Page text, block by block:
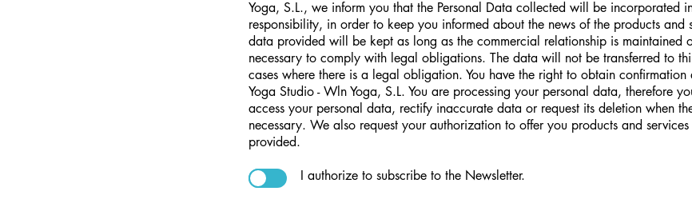
Yoga, S.L., we inform you that the Personal Data collected will be incorporated
responsibility, in order to keep you informed about the news of the products and
data provided will be kept as long as the commercial relationship is maintained
necessary to comply with legal obligations. The data will not be transferred to
cases where there is a legal obligation. You have the right to obtain confirmation
Yoga Studio - Wln Yoga, S.L. You are processing your personal data, therefore
access your personal data, rectify inaccurate data or request its deletion when
necessary. We also request your authorization to offer you products and
provided.
I authorize to subscribe to the Newsletter.